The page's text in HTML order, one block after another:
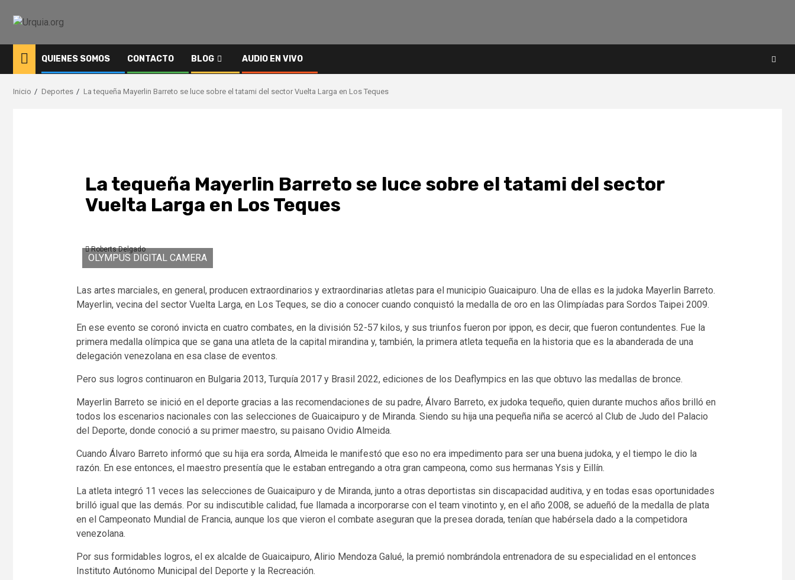
QUIENES SOMOS CONTACTO BLOG AUDIO EN VIVO
Inicio Deportes La tequeña Mayerlin Barreto se luce sobre el tatami del sector Vuelta Larga en Los Teques
La tequeña Mayerlin Barreto se luce sobre el tatami del sector
Vuelta Larga en Los Teques
Roberts Delgado
OLYMPUS DIGITAL CAMERA
Las artes marciales, en general, producen extraordinarios y extraordinarias atletas para el municipio Guaicaipuro. Una de ellas es la judoka Mayerlin Barreto.
Mayerlin, vecina del sector Vuelta Larga, en Los Teques, se dio a conocer cuando conquistó la medalla de oro en las Olimpíadas para Sordos Taipei 2009.
En ese evento se coronó invicta en cuatro combates, en la división 52-57 kilos, y sus triunfos fueron por ippon, es decir, que fueron contundentes. Fue la
primera medalla olímpica que se gana una atleta de la capital mirandina y, también, la primera atleta tequeña en la historia que es la abanderada de una
delegación venezolana en esa clase de eventos.
Pero sus logros continuaron en Bulgaria 2013, Turquía 2017 y Brasil 2022, ediciones de los Deaflympics en las que obtuvo las medallas de bronce.
Mayerlin Barreto se inició en el deporte gracias a las recomendaciones de su padre, Álvaro Barreto, ex judoka tequeño, quien durante muchos años brilló en
todos los escenarios nacionales con las selecciones de Guaicaipuro y de Miranda. Siendo su hija una pequeña niña se acercó al Club de Judo del Palacio
del Deporte, donde conoció a su primer maestro, su paisano Ovidio Almeida.
Cuando Álvaro Barreto informó que su hija era sorda, Almeida le manifestó que eso no era impedimento para ser una buena judoka, y el tiempo le dio la
razón. En ese entonces, el maestro presentía que le estaban entregando a otra gran campeona, como sus hermanas Ysis y Eillín.
La atleta integró 11 veces las selecciones de Guaicaipuro y de Miranda, junto a otras deportistas sin discapacidad auditiva, y en todas esas oportunidades
brilló igual que las demás. Por su indiscutible calidad, fue llamada a incorporarse con el team vinotinto y, en el año 2008, se adueñó de la medalla de plata
en el Campeonato Mundial de Francia, aunque los que vieron el combate aseguran que la presea dorada, tenían que habérsela dado a la competidora
venezolana.
Por sus formidables logros, el ex alcalde de Guaicaipuro, Alirio Mendoza Galué, la premió nombrándola entrenadora de su especialidad en el entonces
Instituto Autónomo Municipal del Deporte y la Recreación.